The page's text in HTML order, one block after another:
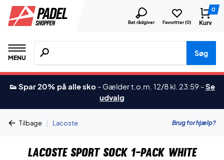
Bat rådgiver Favoritter (0)
0
Kurv
MENU
Søg efter produkter, mærker etc.
Søg
👟 Spar 20% på alle sko - Gælder t.o.m. 12/8 kl. 23:59 -Se
udvalg
Tilbage | Lacoste Brug for hjælp?
Lacoste Sport Sock 1-pack White